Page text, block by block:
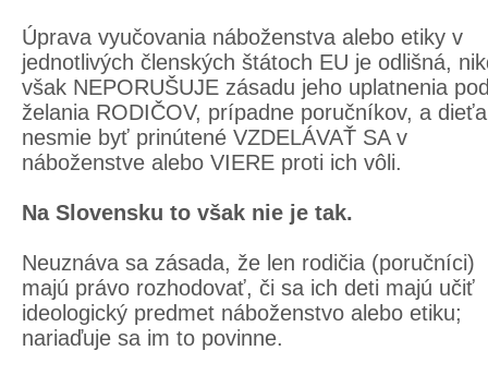
Úprava vyučovania náboženstva alebo etiky v
jednotlivých členských štátoch EU je odlišná,
však NEPORUŠUJE zásadu jeho uplatnenia
želania RODIČOV, prípadne poručníkov, a dieťa
nesmie byť prinútené VZDELÁVAŤ SA v
náboženstve alebo VIERE proti ich vôli.
Na Slovensku to však nie je tak.
Neuznáva sa zásada, že len rodičia (poručníci)
majú právo rozhodovať, či sa ich deti majú učiť
ideologický predmet náboženstvo alebo etiku;
nariaďuje sa im to povinne.